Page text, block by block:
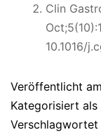
Clin
10.1016/
Veröffentlicht am
Kategorisiert als
Verschlagwortet